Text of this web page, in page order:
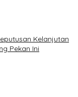
Kelanjutan
Pekan Ini